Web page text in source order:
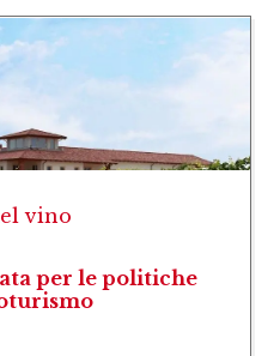
vino
per le politiche